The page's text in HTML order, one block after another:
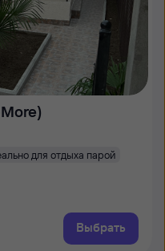
для отдыха парой
Выбрать